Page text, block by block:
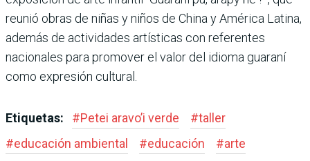
reunió obras de niñas y niños de China y América Latina,
además de actividades artísticas con referentes
nacionales para promover el valor del idioma guaraní
como expresión cultural.
Etiquetas: #Petei aravo’i verde #taller
#educación ambiental #educación #arte